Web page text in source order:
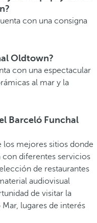
con una consigna
Oldtown?
con una espectacular
al mar y la
Barceló Funchal
los mejores sitios donde
con diferentes servicios
de restaurantes
audiovisual
de visitar la
lugares de interés